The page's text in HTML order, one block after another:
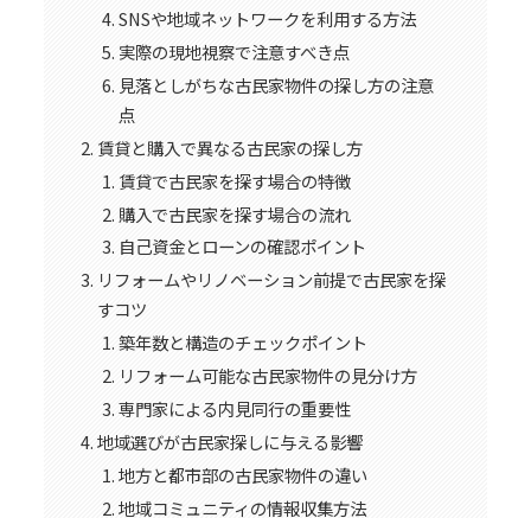
SNSや地域ネットワークを利用する方法
実際の現地視察で注意すべき点
見落としがちな古民家物件の探し方の注意
点
賃貸と購入で異なる古民家の探し方
賃貸で古民家を探す場合の特徴
購入で古民家を探す場合の流れ
自己資金とローンの確認ポイント
リフォームやリノベーション前提で古民家を探
すコツ
築年数と構造のチェックポイント
リフォーム可能な古民家物件の見分け方
専門家による内見同行の重要性
地域選びが古民家探しに与える影響
地方と都市部の古民家物件の違い
地域コミュニティの情報収集方法